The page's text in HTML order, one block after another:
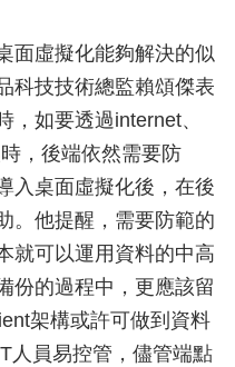
面虛擬化能夠解決的似
科技技術總監賴頌傑表
如要透過internet、
，後端依然需要防
入桌面虛擬化後，在後
。他提醒，需要防範的
就可以運用資料的中高
份的過程中，更應該留
架構或許可做到資料
人員易控管，儘管端點